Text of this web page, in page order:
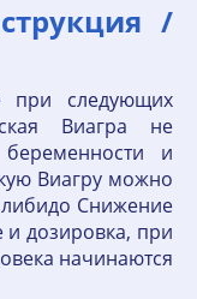
/
при следующих
Виагра не
и
Виагру можно
Снижение
дозировка, при
начинаются